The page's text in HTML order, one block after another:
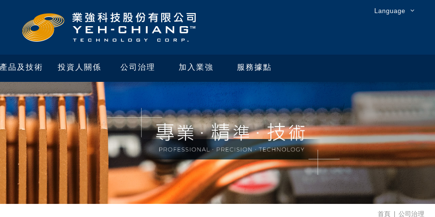
Language
產品及技術 投資人關係 公司治理 加入業強 服務據點
首頁 公司治理